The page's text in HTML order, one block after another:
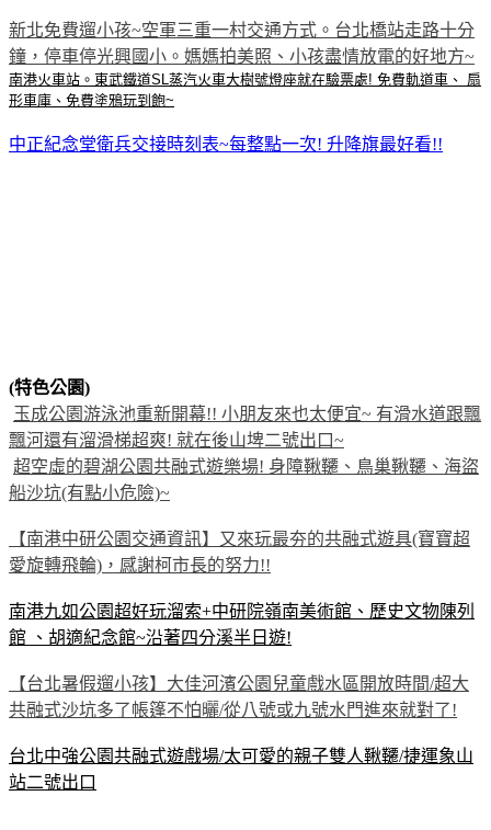
新北免費遛小孩~空軍三重一村交通方式。台北橋站走路十分
鐘，停車停光興國小。媽媽拍美照、小孩盡情放電的好地方~
南港火車站。東武鐵道SL蒸汽火車大樹號燈座就在驗票處! 免費軌道車、 扇
形車庫、免費塗鴉玩到飽~
中正紀念堂衛兵交接時刻表~每整點一次! 升降旗最好看!!
(特色公園)
玉成公園游泳池重新開幕!! 小朋友來也太便宜~ 有滑水道跟飄
飄河還有溜滑梯超爽! 就在後山埤二號出口~
超空虛的碧湖公園共融式遊樂場! 身障鞦韆、鳥巢鞦韆、海盜
船沙坑(有點小危險)~
【南港中研公園交通資訊】又來玩最夯的共融式遊具(寶寶超
愛旋轉飛輪)，感謝柯市長的努力!!
南港九如公園超好玩溜索+中研院嶺南美術館、歷史文物陳列
館 、胡適紀念館~沿著四分溪半日遊!
【台北暑假遛小孩】大佳河濱公園兒童戲水區開放時間/超大
共融式沙坑多了帳篷不怕曬/從八號或九號水門進來就對了!
台北中強公園共融式遊戲場/太可愛的親子雙人鞦韆/捷運象山
站二號出口